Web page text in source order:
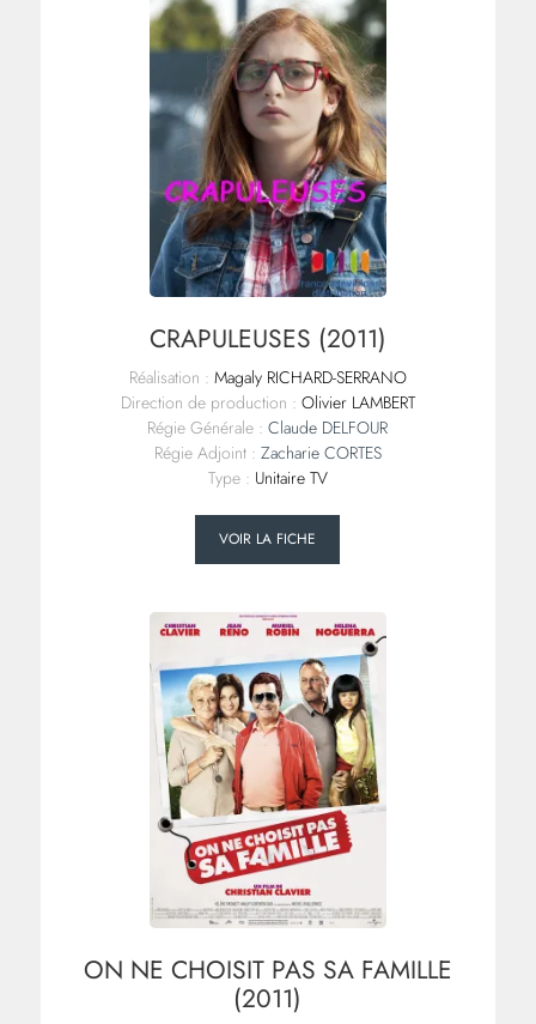
CRAPULEUSES (2011)
Réalisation : Magaly RICHARD-SERRANO
Direction de production : Olivier LAMBERT
Régie Générale : Claude DELFOUR
Régie Adjoint : Zacharie CORTES
Type : Unitaire TV
VOIR LA FICHE
ON NE CHOISIT PAS SA FAMILLE
(2011)